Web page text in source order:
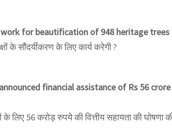
for beautification of 948 heritage trees
के सौंदर्यीकरण के लिए कार्य करेगी ?
financial assistance of Rs 56
लिए 56 करोड़ रुपये की वित्तीय सहायता की घोषणा